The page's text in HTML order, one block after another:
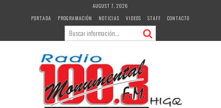
AUGUST 7, 2026
PORTADA
PROGRAMACIÓN NOTICIAS VIDEOS STAFF CONTACTO